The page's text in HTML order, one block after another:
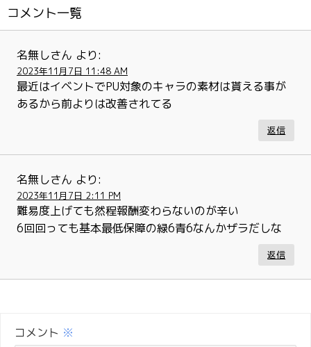
コメント一覧
名無しさん より:
2023年11月7日 11:48 AM
最近はイベントでPU対象のキャラの素材は貰える事が
あるから前よりは改善されてる
返信
名無しさん より:
2023年11月7日 2:11 PM
難易度上げても然程報酬変わらないのが辛い
6回回っても基本最低保障の緑6青6なんかザラだしな
返信
コメント ※